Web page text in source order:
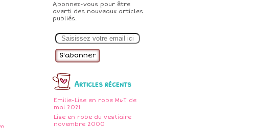
Abonnez-vous pour être
averti des nouveaux articles
publiés.
m
Articles récents
Emilie-Lise en robe M&T de
mai 2021
Lise en robe du vestiaire
novembre 2000